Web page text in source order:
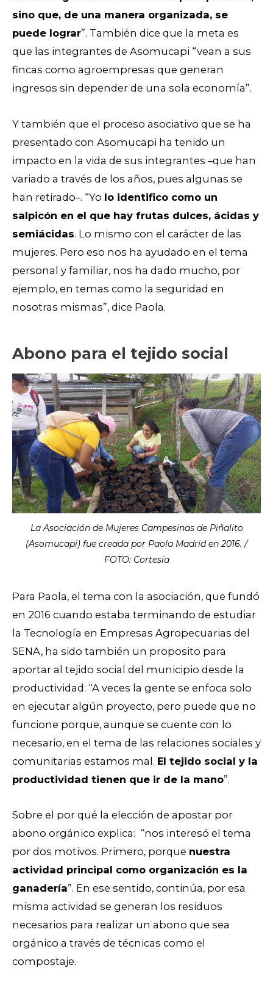
sino que, de una manera organizada, se
puede lograr”. También dice que la meta es
que las integrantes de Asomucapi “vean a sus
fincas como agroempresas que generan
ingresos sin depender de una sola economía”.
Y también que el proceso asociativo que se ha
presentado con Asomucapi ha tenido un
impacto en la vida de sus integrantes –que han
variado a través de los años, pues algunas se
han retirado–. “Yo lo identifico como un
salpicón en el que hay frutas dulces, ácidas y
semiácidas. Lo mismo con el carácter de las
mujeres. Pero eso nos ha ayudado en el tema
personal y familiar, nos ha dado mucho, por
ejemplo, en temas como la seguridad en
nosotras mismas”, dice Paola.
Abono para el tejido social
La Asociación de Mujeres Campesinas de Piñalito
(Asomucapi) fue creada por Paola Madrid en 2016. /
FOTO: Cortesía
Para Paola, el tema con la asociación, que fundó
en 2016 cuando estaba terminando de estudiar
la Tecnología en Empresas Agropecuarias del
SENA, ha sido también un proposito para
aportar al tejido social del municipio desde la
productividad: “A veces la gente se enfoca solo
en ejecutar algún proyecto, pero puede que no
funcione porque, aunque se cuente con lo
necesario, en el tema de las relaciones sociales y
comunitarias estamos mal. El tejido social y la
productividad tienen que ir de la mano”.
Sobre el por qué la elección de apostar por
abono orgánico explica: “nos interesó el tema
por dos motivos. Primero, porque nuestra
actividad principal como organización es la
ganadería”. En ese sentido, continúa, por esa
misma actividad se generan los residuos
necesarios para realizar un abono que sea
orgánico a través de técnicas como el
compostaje.